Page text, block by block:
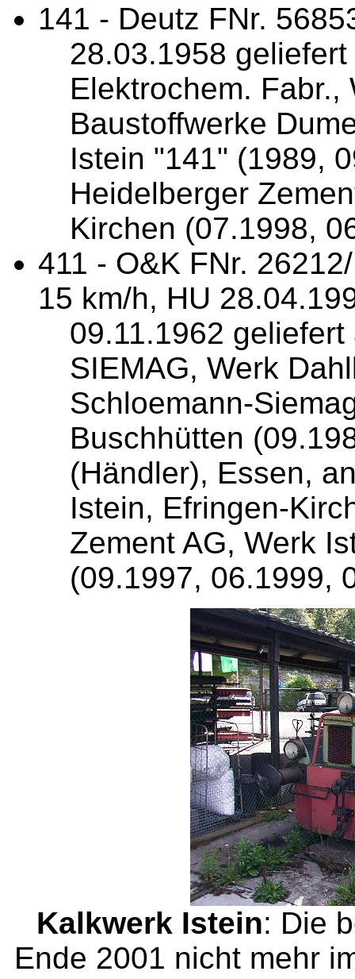
141 - Deutz FNr.
28.03.1958
Elektrochem.
Baustoffwerke
Istein "141" (1989,
Heidelberger
Kirchen (07.1998,
411 - O&K FNr.
15 km/h, HU
09.11.1962
SIEMAG, Werk
Schloemann-
Buschhütten
(Händler), Essen,
Istein, Efringen-
Zement AG, Werk
(09.1997, 06.1999,
Kalkwerk Istein: Die
Ende 2001 nicht mehr